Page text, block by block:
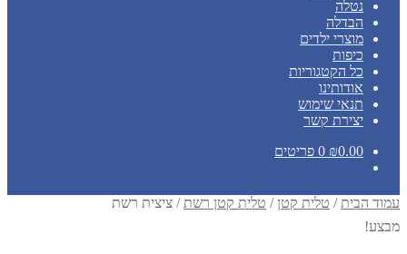
נטלה
הבדלה
מוצרי ילדים
כיפות
כל הקטגוריות
אודותינו
תנאי שימוש
יצירת קשר
₪0.00 0 פריטים
עמוד הבית / טלית קטן/ טלית קטן רשת / ציצית רשת
מבצע!